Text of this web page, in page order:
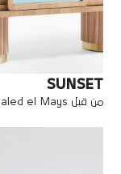
SUNSET
من قبل Khaled el Mays